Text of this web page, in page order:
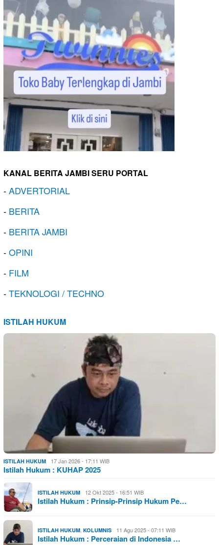
KANAL BERITA JAMBI SERU PORTAL
-ADVERTORIAL
- BERITA
- BERITA JAMBI
-OPINI
- FILM
-TEKNOLOGI / TECHNO
ISTILAH HUKUM
ISTILAH HUKUM 17 Jan 2026 - 17:11 WIB
Istilah Hukum : KUHAP 2025
ISTILAH HUKUM 12 Okt 2025 - 16:51 WIB
Istilah Hukum : Prinsip-Prinsip Hukum Pe…
ISTILAH HUKUM KOLUMNIS 11 Agu 2025 - 07:11 WIB
Istilah Hukum : Perceraian di Indonesia …